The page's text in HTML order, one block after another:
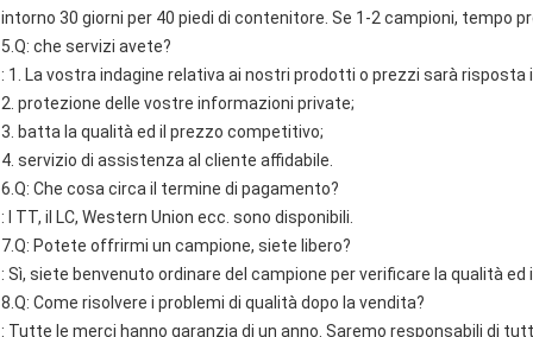
intorno 30 giorni per 40 piedi di contenitore. Se 1-2 campioni, tempo
5.Q: che servizi avete?
: 1. La vostra indagine relativa ai nostri prodotti o prezzi sarà risposta
2. protezione delle vostre informazioni private;
3. batta la qualità ed il prezzo competitivo;
4. servizio di assistenza al cliente affidabile.
6.Q: Che cosa circa il termine di pagamento?
: I TT, il LC, Western Union ecc. sono disponibili.
7.Q: Potete offrirmi un campione, siete libero?
: Sì, siete benvenuto ordinare del campione per verificare la qualità ed
8.Q: Come risolvere i problemi di qualità dopo la vendita?
: Tutte le merci hanno garanzia di un anno. Saremo responsabili di